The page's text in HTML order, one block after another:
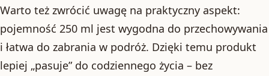
Warto też zwrócić uwagę na praktyczny aspekt:
pojemność 250 ml jest wygodna do przechowywania
i łatwa do zabrania w podróż. Dzięki temu produkt
lepiej „pasuje” do codziennego życia – bez